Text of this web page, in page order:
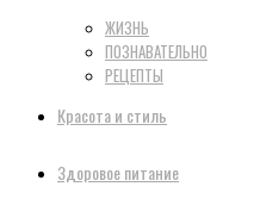
ЖИЗНЬ
ПОЗНАВАТЕЛЬНО
РЕЦЕПТЫ
Красота и стиль
Здоровое питание